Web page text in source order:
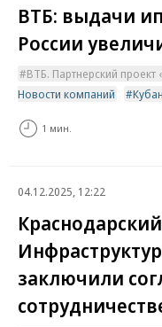
ВТБ: выдачи
России
ВТБ. Партнерский проект
Новости компаний
1 мин.
04.12.2025, 12:22
заключили